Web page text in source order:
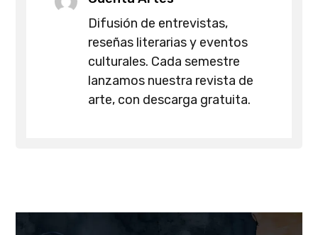
Difusión de entrevistas,
reseñas literarias y eventos
culturales. Cada semestre
lanzamos nuestra revista de
arte, con descarga gratuita.